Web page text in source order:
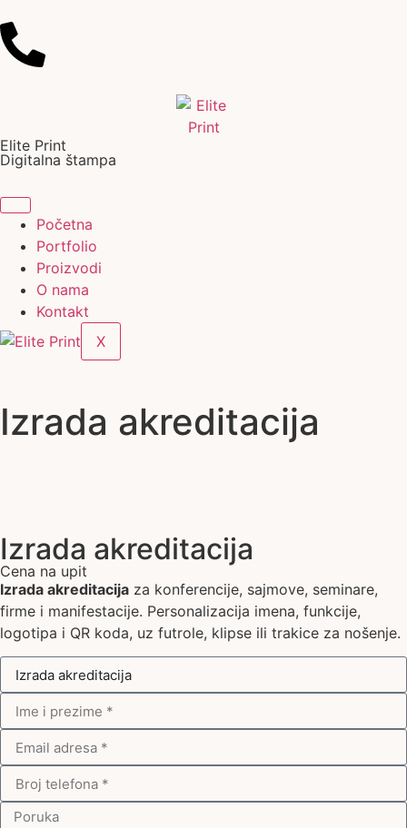
Elite Print
Digitalna štampa
Početna
Portfolio
Proizvodi
O nama
Kontakt
X
Izrada akreditacija
Izrada akreditacija
Cena na upit
Izrada akreditacija za konferencije, sajmove, seminare,
firme i manifestacije. Personalizacija imena, funkcije,
logotipa i QR koda, uz futrole, klipse ili trakice za nošenje.